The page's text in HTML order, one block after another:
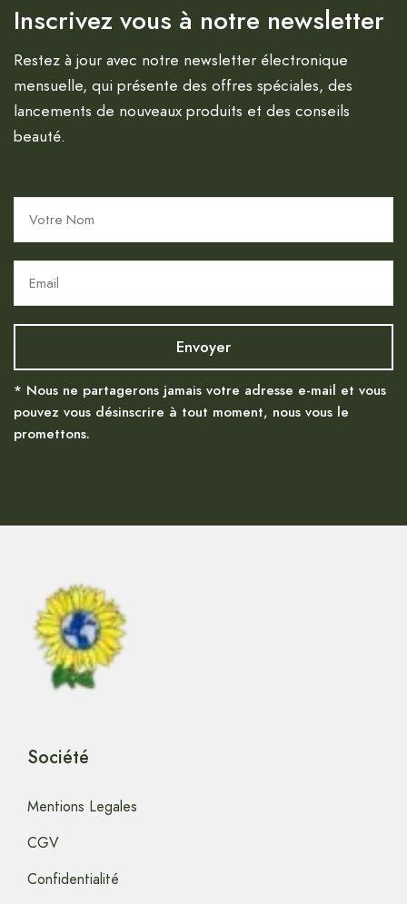
Inscrivez vous à notre newsletter
Restez à jour avec notre newsletter électronique
mensuelle, qui présente des offres spéciales, des
lancements de nouveaux produits et des conseils
beauté.
* Nous ne partagerons jamais votre adresse e-mail et vous
pouvez vous désinscrire à tout moment, nous vous le
promettons.
Société
Mentions Legales
CGV
Confidentialité